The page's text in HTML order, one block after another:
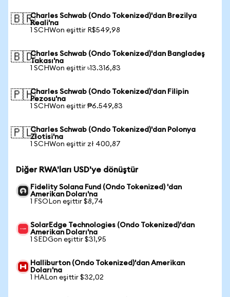
🇧🇷Charles Schwab (Ondo Tokenized)'dan Brezilya
Reali'na
1 SCHWon eşittir R$549,98
🇧🇩Charles Schwab (Ondo Tokenized)'dan Bangladeş
Takası'na
1 SCHWon eşittir ৳13.316,83
🇵🇭Charles Schwab (Ondo Tokenized)'dan Filipin
Pezosu'na
1 SCHWon eşittir ₱6.549,83
🇵🇱Charles Schwab (Ondo Tokenized)'dan Polonya
Zlotisi'na
1 SCHWon eşittir zł 400,87
Diğer RWA'ları USD'ye dönüştür
Fidelity Solana Fund (Ondo Tokenized) 'dan
Amerikan Doları'na
1 FSOLon eşittir $8,74
SolarEdge Technologies (Ondo Tokenized)'dan
Amerikan Doları'na
1 SEDGon eşittir $31,95
Halliburton (Ondo Tokenized)'dan Amerikan
Doları'na
1 HALon eşittir $32,02